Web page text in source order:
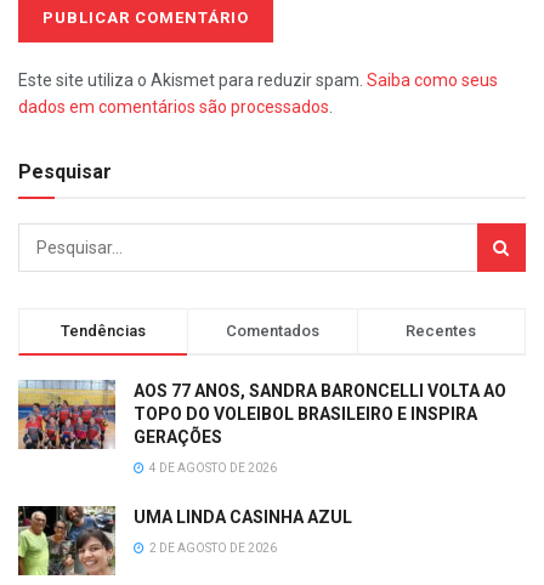
Este site utiliza o Akismet para reduzir spam. Saiba como seus
dados em comentários são processados
Pesquisar
Tendências Comentados Recentes
AOS 77 ANOS, SANDRA BARONCELLI VOLTA AO
TOPO DO VOLEIBOL BRASILEIRO E INSPIRA
GERAÇÕES
4 DE AGOSTO DE 2026
UMA LINDA CASINHA AZUL
2 DE AGOSTO DE 2026